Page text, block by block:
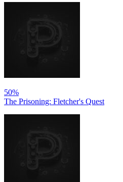
50%
The Prisoning: Fletcher's Quest